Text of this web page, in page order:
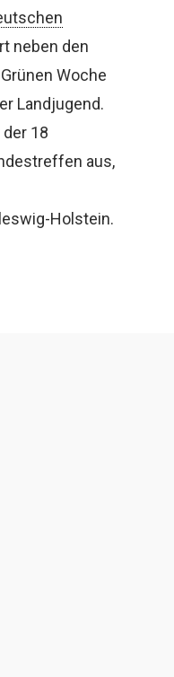
neben den
Woche
Landjugend.
18
aus,
Holstein.